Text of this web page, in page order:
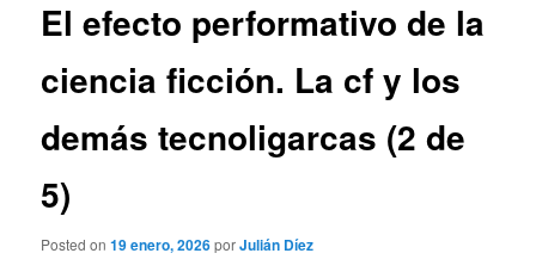
El efecto performativo de la
ciencia ficción. La cf y los
demás tecnoligarcas (2 de
5)
Posted on19 enero, 2026porJulián Díez